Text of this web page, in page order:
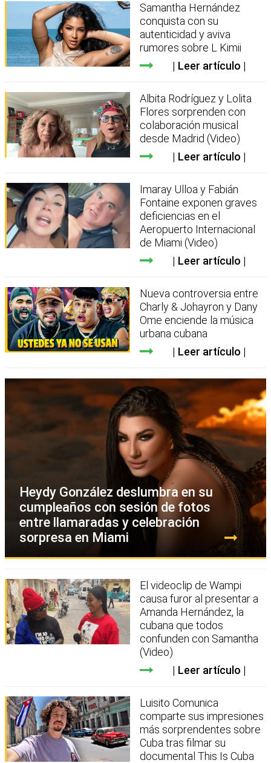
Samantha Hernández
conquista con su
autenticidad y aviva
rumores sobre L Kimii
Leer artículo
Albita Rodríguez y Lolita
Flores sorprenden con
colaboración musical
desde Madrid (Video)
Leer artículo
Imaray Ulloa y Fabián
Fontaine exponen graves
deficiencias en el
Aeropuerto Internacional
de Miami (Video)
Leer artículo
Nueva controversia entre
Charly & Johayron y Dany
Ome enciende la música
urbana cubana
Leer artículo
Heydy González deslumbra en su
cumpleaños con sesión de fotos
entre llamaradas y celebración
sorpresa en Miami
El videoclip de Wampi
causa furor al presentar a
Amanda Hernández, la
cubana que todos
confunden con Samantha
(Video)
Leer artículo
Luisito Comunica
comparte sus impresiones
más sorprendentes sobre
Cuba tras filmar su
documental This Is Cuba